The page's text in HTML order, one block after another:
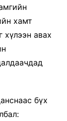
хамт
авах
бүх